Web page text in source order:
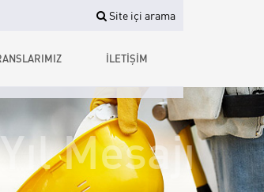
Site içi arama
İLETİŞİM
Mesajı